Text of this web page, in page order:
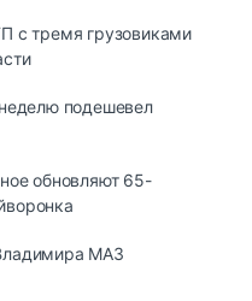
с тремя грузовиками
подешевел
обновляют 65-
МАЗ